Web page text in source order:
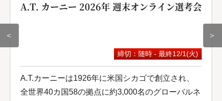
＜
A.T. カーニー 2026年 週末オンライン選考会
締切：随時 - 最終12/1(火)
A.T.カーニーは1926年に米国シカゴで創立され、
全世界40カ国58の拠点に約3,000名のグローバルネ
＞